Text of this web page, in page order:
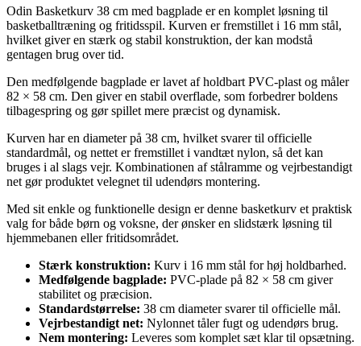
Odin Basketkurv 38 cm med bagplade er en komplet løsning til
basketballtræning og fritidsspil. Kurven er fremstillet i 16 mm stål,
hvilket giver en stærk og stabil konstruktion, der kan modstå
gentagen brug over tid.
Den medfølgende bagplade er lavet af holdbart PVC-plast og måler
82 × 58 cm. Den giver en stabil overflade, som forbedrer boldens
tilbagespring og gør spillet mere præcist og dynamisk.
Kurven har en diameter på 38 cm, hvilket svarer til officielle
standardmål, og nettet er fremstillet i vandtæt nylon, så det kan
bruges i al slags vejr. Kombinationen af stålramme og vejrbestandigt
net gør produktet velegnet til udendørs montering.
Med sit enkle og funktionelle design er denne basketkurv et praktisk
valg for både børn og voksne, der ønsker en slidstærk løsning til
hjemmebanen eller fritidsområdet.
Stærk konstruktion: Kurv i 16 mm stål for høj holdbarhed.
Medfølgende bagplade: PVC-plade på 82 × 58 cm giver
stabilitet og præcision.
Standardstørrelse: 38 cm diameter svarer til officielle mål.
Vejrbestandigt net: Nylonnet tåler fugt og udendørs brug.
Nem montering: Leveres som komplet sæt klar til opsætning.